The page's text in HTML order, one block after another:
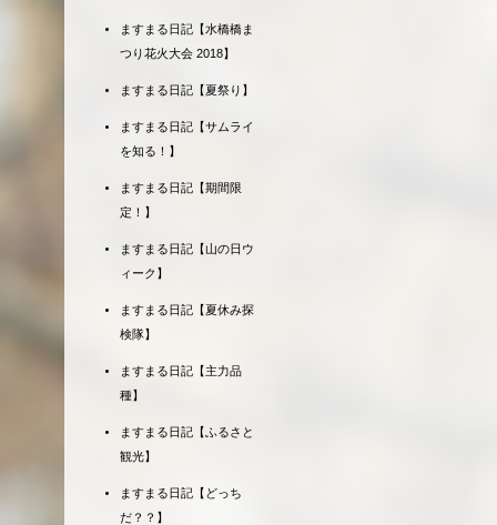
ますまる日記【水橋橋ま
つり花火大会 2018】
ますまる日記【夏祭り】
ますまる日記【サムライ
を知る！】
ますまる日記【期間限
定！】
ますまる日記【山の日ウ
ィーク】
ますまる日記【夏休み探
検隊】
ますまる日記【主力品
種】
ますまる日記【ふるさと
観光】
ますまる日記【どっち
だ？？】